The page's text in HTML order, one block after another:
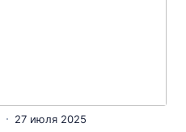
27 июля 2025